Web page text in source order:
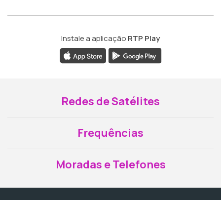
Instale a aplicação RTP Play
Redes de Satélites
Frequências
Moradas e Telefones